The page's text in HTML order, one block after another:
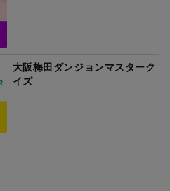
大阪梅田ダンジョンマスターク
イズ